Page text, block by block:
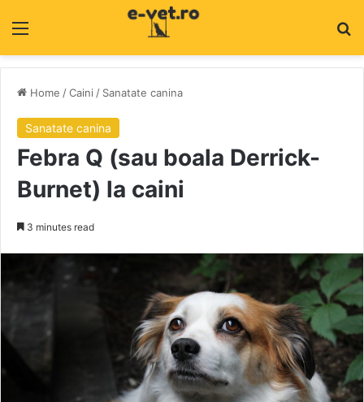
Home /Caini / Sanatate canina
Sanatate canina
Febra Q (sau boala Derrick-
Burnet) la caini
3 minutes read